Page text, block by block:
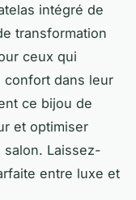
intégré de
transformation
ceux qui
confort dans leur
ce bijou de
et optimiser
Laissez-
entre luxe et